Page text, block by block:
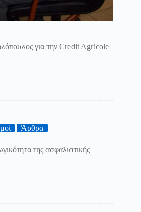
για την Credit Agricole
Άρθρα
της ασφαλιστικής